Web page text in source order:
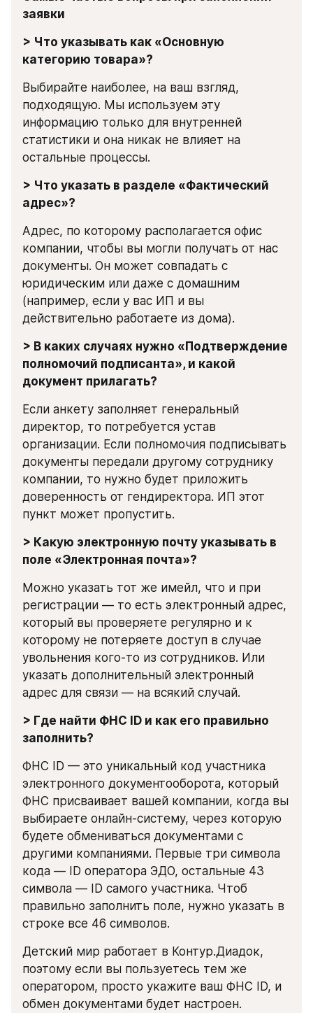
заявки
> Что указывать как «Основную
категорию товара»?
Выбирайте наиболее, на ваш взгляд,
подходящую. Мы используем эту
информацию только для внутренней
статистики и она никак не влияет на
остальные процессы.
> Что указать в разделе «Фактический
адрес»?
Адрес, по которому располагается офис
компании, чтобы вы могли получать от нас
документы. Он может совпадать с
юридическим или даже с домашним
(например, если у вас ИП и вы
действительно работаете из дома).
> В каких случаях нужно «Подтверждение
полномочий подписанта», и какой
документ прилагать?
Если анкету заполняет генеральный
директор, то потребуется устав
организации. Если полномочия подписывать
документы передали другому сотруднику
компании, то нужно будет приложить
доверенность от гендиректора. ИП этот
пункт может пропустить.
> Какую электронную почту указывать в
поле «Электронная почта»?
Можно указать тот же имейл, что и при
регистрации — то есть электронный адрес,
который вы проверяете регулярно и к
которому не потеряете доступ в случае
увольнения кого-то из сотрудников. Или
указать дополнительный электронный
адрес для связи — на всякий случай.
> Где найти ФНС ID и как его правильно
заполнить?
ФНС ID — это уникальный код участника
электронного документооборота, который
ФНС присваивает вашей компании, когда вы
выбираете онлайн-систему, через которую
будете обмениваться документами с
другими компаниями. Первые три символа
кода — ID оператора ЭДО, остальные 43
символа — ID самого участника. Чтоб
правильно заполнить поле, нужно указать в
строке все 46 символов.
Детский мир работает в Контур.Диадок,
поэтому если вы пользуетесь тем же
оператором, просто укажите ваш ФНС ID, и